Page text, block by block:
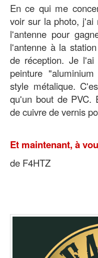
En ce qui me
voir sur la photo,
l'antenne pour
l'antenne à la
de réception. Je
peinture
style métalique.
qu'un bout de PVC.
de cuivre de vernis
Et maintenant, à
de F4HTZ